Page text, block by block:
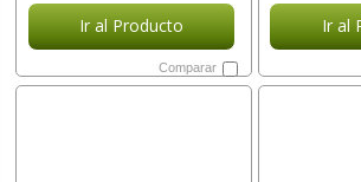
Ir al Producto
Comparar
Ir al